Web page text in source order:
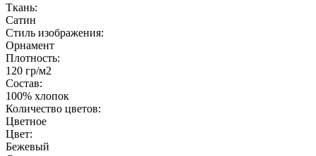
Ткань:
Сатин
Стиль изображения:
Орнамент
Плотность:
120 гр/м2
Состав:
100% хлопок
Количество цветов:
Цветное
Цвет:
Бежевый